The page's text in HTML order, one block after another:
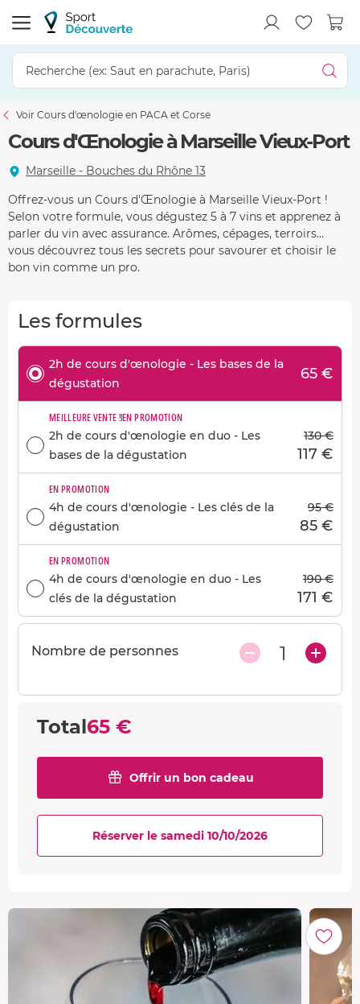
Voir Cours d'œnologie en PACA et Corse
Cours d'Œnologie à Marseille Vieux-Port
Marseille - Bouches du Rhône 13
Offrez-vous un Cours d'Œnologie à Marseille Vieux-Port !
Selon votre formule, vous dégustez 5 à 7 vins et apprenez à
parler du vin avec assurance. Arômes, cépages, terroirs…
vous découvrez tous les secrets pour savourer et choisir le
bon vin comme un pro.
Les formules
2h de cours d'œnologie - Les bases de la
dégustation
65 €
MEILLEURE VENTE !EN PROMOTION
2h de cours d'œnologie en duo - Les
bases de la dégustation
130 €
117 €
EN PROMOTION
4h de cours d'œnologie - Les clés de la
dégustation
95 €
85 €
EN PROMOTION
4h de cours d'œnologie en duo - Les
clés de la dégustation
190 €
171 €
Nombre de personnes 1
Total65 €
Offrir un bon cadeau
Réserver le samedi 10/10/2026